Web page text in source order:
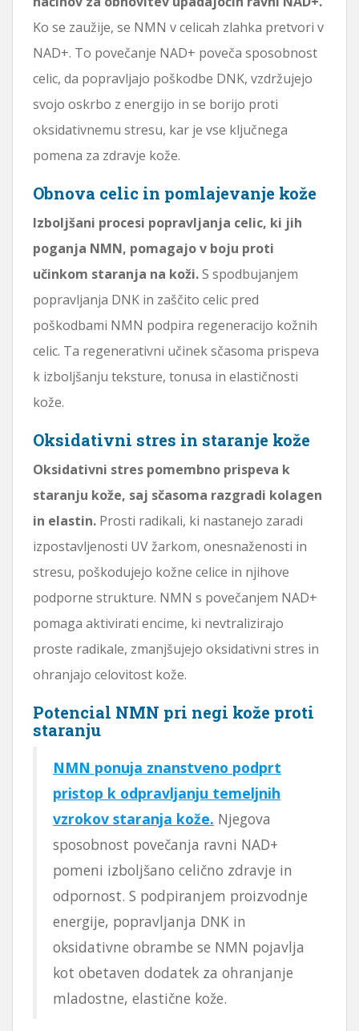
Ko se zaužije, se NMN v celicah zlahka pretvori v
NAD+. To povečanje NAD+ poveča sposobnost
celic, da popravljajo poškodbe DNK, vzdržujejo
svojo oskrbo z energijo in se borijo proti
oksidativnemu stresu, kar je vse ključnega
pomena za zdravje kože.
Obnova celic in pomlajevanje kože
Izboljšani procesi popravljanja celic, ki jih
poganja NMN, pomagajo v boju proti
učinkom staranja na koži.S spodbujanjem
popravljanja DNK in zaščito celic pred
poškodbami NMN podpira regeneracijo kožnih
celic. Ta regenerativni učinek sčasoma prispeva
k izboljšanju teksture, tonusa in elastičnosti
kože.
Oksidativni stres in staranje kože
Oksidativni stres pomembno prispeva k
staranju kože, saj sčasoma razgradi kolagen
in elastin. Prosti radikali, ki nastanejo zaradi
izpostavljenosti UV žarkom, onesnaženosti in
stresu, poškodujejo kožne celice in njihove
podporne strukture. NMN s povečanjem NAD+
pomaga aktivirati encime, ki nevtralizirajo
proste radikale, zmanjšujejo oksidativni stres in
ohranjajo celovitost kože.
Potencial NMN pri negi kože proti
staranju
NMN ponuja znanstveno podprt
pristop k odpravljanju temeljnih
vzrokov staranja kože. Njegova
sposobnost povečanja ravni NAD+
pomeni izboljšano celično zdravje in
odpornost. S podpiranjem proizvodnje
energije, popravljanja DNK in
oksidativne obrambe se NMN pojavlja
kot obetaven dodatek za ohranjanje
mladostne, elastične kože.